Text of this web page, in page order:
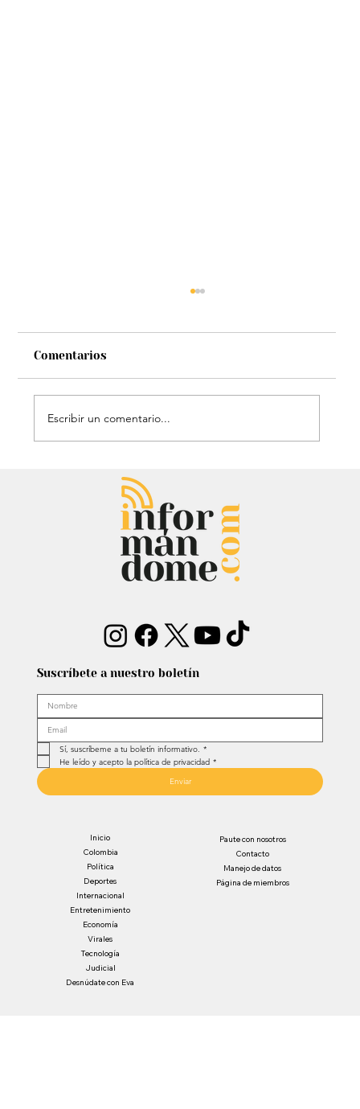
Entrevista: Sergio Fajardo y Edna
Bonilla aseguran superar las
encuestas y dar la sorpresa
Comentarios
Escribir un comentario...
Suscríbete a nuestro boletín
Sí, suscríbeme a tu boletín informativo. *
He leído y acepto la política de privacidad *
Enviar
Inicio
Colombia
Política
Deportes
Internacional
Entretenimiento
Economía
Virales
Tecnología
Judicial
Desnúdate con Eva
Paute con nosotros
Contacto
Manejo de datos
Página de miembros